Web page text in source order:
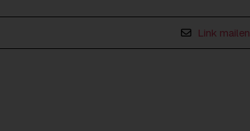
Link mailen